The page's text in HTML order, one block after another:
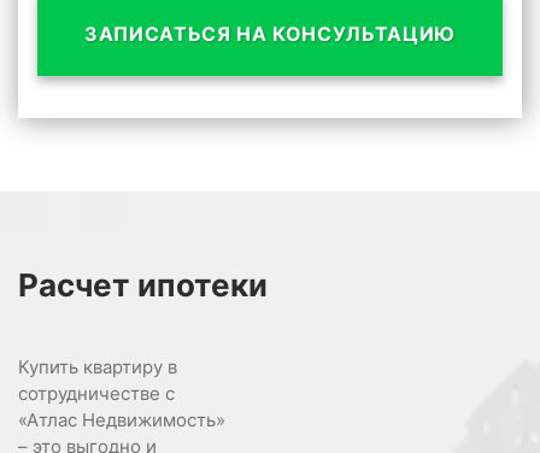
ЗАПИСАТЬСЯ НА КОНСУЛЬТАЦИЮ
Расчет ипотеки
Купить квартиру в
сотрудничестве с
«Атлас Недвижимость»
– это выгодно и